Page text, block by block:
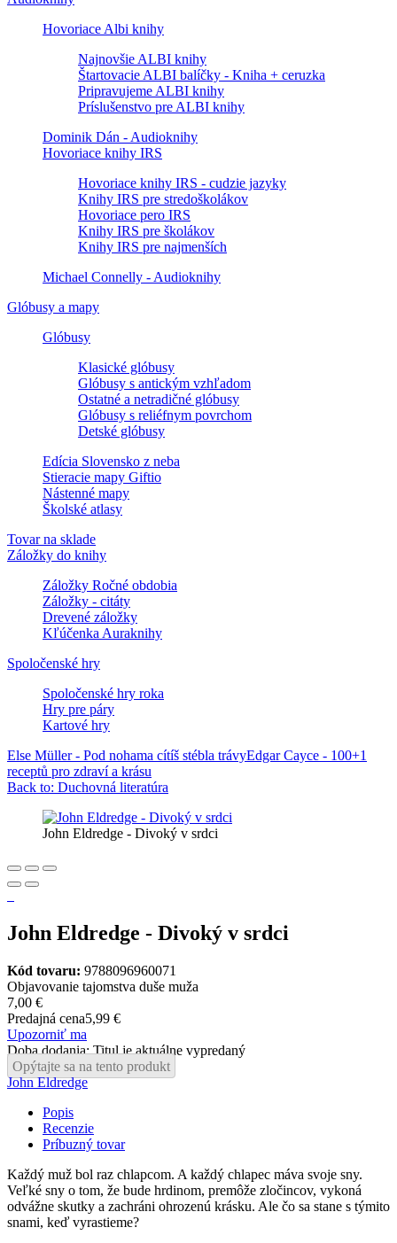
Hovoriace Albi knihy
Najnovšie ALBI knihy
Štartovacie ALBI balíčky - Kniha + ceruzka
Pripravujeme ALBI knihy
Príslušenstvo pre ALBI knihy
Dominik Dán - Audioknihy
Hovoriace knihy IRS
Hovoriace knihy IRS - cudzie jazyky
Knihy IRS pre stredoškolákov
Hovoriace pero IRS
Knihy IRS pre školákov
Knihy IRS pre najmenších
Michael Connelly - Audioknihy
Glóbusy a mapy
Glóbusy
Klasické glóbusy
Glóbusy s antickým vzhľadom
Ostatné a netradičné glóbusy
Glóbusy s reliéfnym povrchom
Detské glóbusy
Edícia Slovensko z neba
Stieracie mapy Giftio
Nástenné mapy
Školské atlasy
Tovar na sklade
Záložky do knihy
Záložky Ročné obdobia
Záložky - citáty
Drevené záložky
Kľúčenka Auraknihy
Spoločenské hry
Spoločenské hry roka
Hry pre páry
Kartové hry
Else Müller - Pod nohama cítíš stébla trávyEdgar Cayce - 100+1
receptů pro zdraví a krásu
Back to: Duchovná literatúra
John Eldredge - Divoký v srdci
John Eldredge - Divoký v srdci
Kód tovaru: 9788096960071
Objavovanie tajomstva duše muža
7,00 €
Predajná cena5,99 €
Upozorniť ma
Doba dodania: Titul je aktuálne vypredaný
Opýtajte sa na tento produkt
John Eldredge
Popis
Recenzie
Príbuzný tovar
Každý muž bol raz chlapcom. A každý chlapec máva svoje sny.
Veľké sny o tom, že bude hrdinom, premôže zločincov, vykoná
odvážne skutky a zachráni ohrozenú krásku. Ale čo sa stane s týmito
snami, keď vyrastieme?